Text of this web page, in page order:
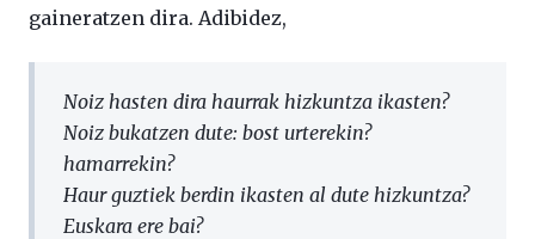
gaineratzen dira. Adibidez,
Noiz hasten dira haurrak hizkuntza ikasten?
Noiz bukatzen dute: bost urterekin?
hamarrekin?
Haur guztiek berdin ikasten al dute hizkuntza?
Euskara ere bai?